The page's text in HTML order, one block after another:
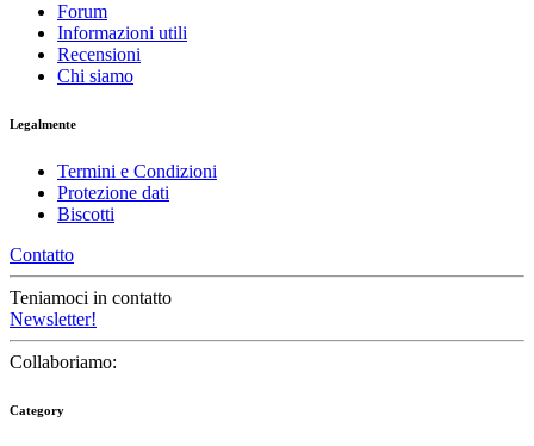
Forum
Informazioni utili
Recensioni
Chi siamo
Legalmente
Termini e Condizioni
Protezione dati
Biscotti
Contatto
Teniamoci in contatto
Newsletter!
Collaboriamo:
Category